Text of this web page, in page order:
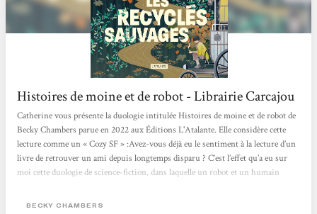
Histoires de moine et de robot - Librairie Carcajou
Catherine vous présente la duologie intitulée Histoires de moine et de robot de
Becky Chambers parue en 2022 aux Éditions L'Atalante. Elle considère cette
lecture comme un « Cozy SF » :Avez-vous déjà eu le sentiment à la lecture d’un
livre de retrouver un ami depuis longtemps disparu ? C’est l’effet qu’a eu sur
moi cette duologie de science-fiction, dans laquelle un robot et un humain
amitié poignante nait et s’approfondie, alors que se dévoile la beauté de l’univers
BECKY CHAMBERS